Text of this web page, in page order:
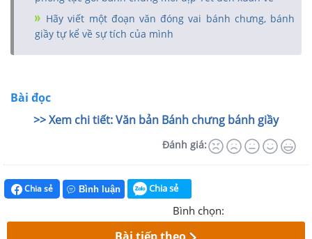
Hãy viết một đoạn văn đóng vai bánh chưng, bánh
giầy tự kể về sự tích của mình
Bài đọc
>> Xem chi tiết: Văn bản Bánh chưng bánh giầy
Đánh giá:
Chia sẻ Bình luận Chia sẻ
Bình chọn: